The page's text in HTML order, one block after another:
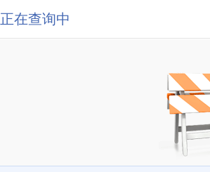
正在查询中